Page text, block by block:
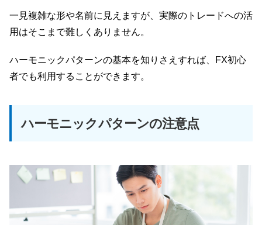
一見複雑な形や名前に見えますが、実際のトレードへの活
用はそこまで難しくありません。
ハーモニックパターンの基本を知りさえすれば、FX初心
者でも利用することができます。
ハーモニックパターンの注意点